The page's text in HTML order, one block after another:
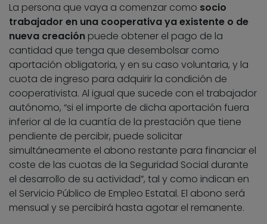
La persona que vaya a comenzar como socio
trabajador en una cooperativa ya existente o de
nueva creación puede obtener el pago de la
cantidad que tenga que desembolsar como
aportación obligatoria, y en su caso voluntaria, y la
cuota de ingreso para adquirir la condición de
cooperativista. Al igual que sucede con el trabajador
autónomo, “si el importe de dicha aportación fuera
inferior al de la cuantía de la prestación que tiene
pendiente de percibir, puede solicitar
simultáneamente el abono restante para financiar el
coste de las cuotas de la Seguridad Social durante
el desarrollo de su actividad”, tal y como indican en
el Servicio Público de Empleo Estatal. El abono será
mensual y se percibirá hasta agotar el remanente.